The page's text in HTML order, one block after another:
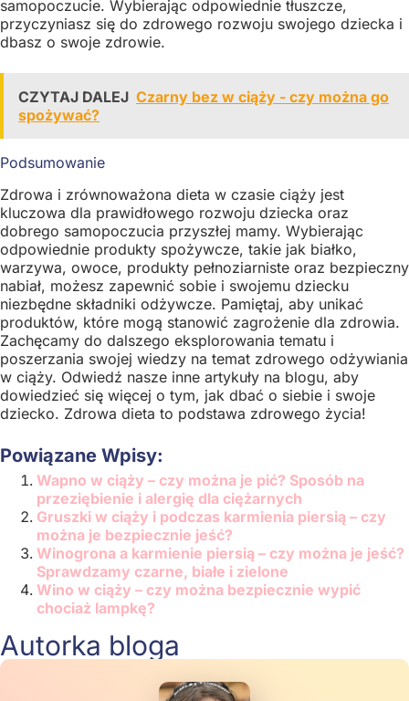
samopoczucie. Wybierając odpowiednie tłuszcze,
przyczyniasz się do zdrowego rozwoju swojego dziecka i
dbasz o swoje zdrowie.
CZYTAJ DALEJ Czarny bez w ciąży - czy można go
spożywać?
Podsumowanie
Zdrowa i zrównoważona dieta w czasie ciąży jest
kluczowa dla prawidłowego rozwoju dziecka oraz
dobrego samopoczucia przyszłej mamy. Wybierając
odpowiednie produkty spożywcze, takie jak białko,
warzywa, owoce, produkty pełnoziarniste oraz bezpieczny
nabiał, możesz zapewnić sobie i swojemu dziecku
niezbędne składniki odżywcze. Pamiętaj, aby unikać
produktów, które mogą stanowić zagrożenie dla zdrowia.
Zachęcamy do dalszego eksplorowania tematu i
poszerzania swojej wiedzy na temat zdrowego odżywiania
w ciąży. Odwiedź nasze inne artykuły na blogu, aby
dowiedzieć się więcej o tym, jak dbać o siebie i swoje
dziecko. Zdrowa dieta to podstawa zdrowego życia!
Powiązane Wpisy:
Wapno w ciąży – czy można je pić? Sposób na
przeziębienie i alergię dla ciężarnych
Gruszki w ciąży i podczas karmienia piersią – czy
można je bezpiecznie jeść?
Winogrona a karmienie piersią – czy można je jeść?
Sprawdzamy czarne, białe i zielone
Wino w ciąży – czy można bezpiecznie wypić
chociaż lampkę?
Autorka bloga